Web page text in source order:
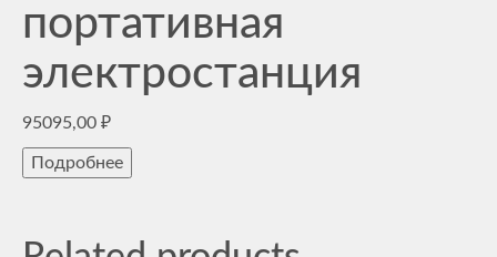
портативная
электростанция
95095,00 ₽
Подробнее